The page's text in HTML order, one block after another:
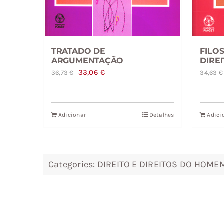
TRATADO DE
ARGUMENTAÇÃO
36,73€
O
original
era:
33,06€O
atual
Adicionar Detalhes
34,63€
Categories: DIREITO E DIREITOS DO